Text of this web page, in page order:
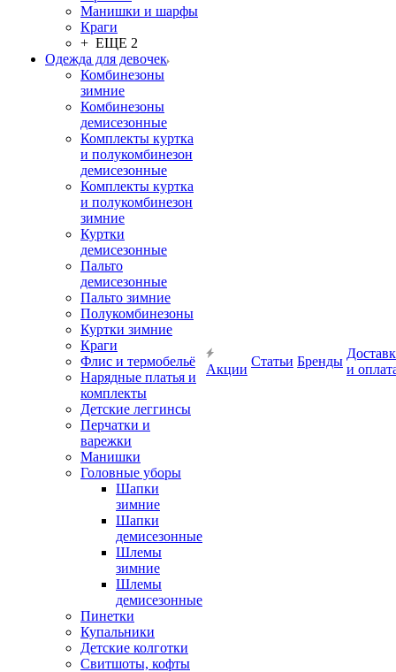
Манишки и шарфы
Краги
+ ЕЩЕ 2
Одежда для девочек
Комбинезоны
зимние
Комбинезоны
демисезонные
Комплекты куртка
и полукомбинезон
демисезонные
Комплекты куртка
и полукомбинезон
зимние
Куртки
демисезонные
Пальто
демисезонные
Пальто зимние
Полукомбинезоны
Куртки зимние
Краги
Флис и термобельё
Нарядные платья и
комплекты
Детские леггинсы
Перчатки и
варежки
Манишки
Головные уборы
Шапки
зимние
Шапки
демисезонные
Шлемы
зимние
Шлемы
демисезонные
Пинетки
Купальники
Детские колготки
Свитшоты, кофты
Акции
Статьи Бренды
и